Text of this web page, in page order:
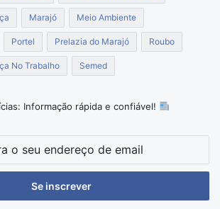
Marajó Meio Ambiente
Portel Prelazia do Marajó Roubo
No Trabalho Semed
Informação rápida e confiável!